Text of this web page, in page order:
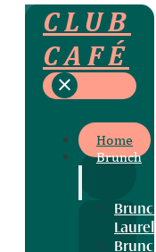
CLUB
CAFÉ
Home
Brunch
Brunch
Laurel
Brunch